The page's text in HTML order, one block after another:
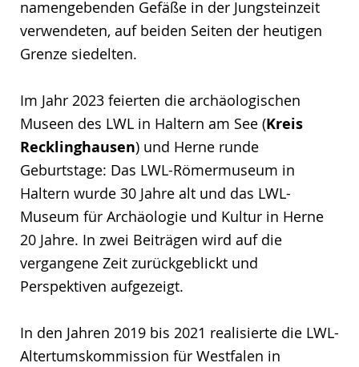
namengebenden Gefäße in der Jungsteinzeit
verwendeten, auf beiden Seiten der heutigen
Grenze siedelten.
Im Jahr 2023 feierten die archäologischen
Museen des LWL in Haltern am See (Kreis
Recklinghausen) und Herne runde
Geburtstage: Das LWL-Römermuseum in
Haltern wurde 30 Jahre alt und das LWL-
Museum für Archäologie und Kultur in Herne
20 Jahre. In zwei Beiträgen wird auf die
vergangene Zeit zurückgeblickt und
Perspektiven aufgezeigt.
In den Jahren 2019 bis 2021 realisierte die LWL-
Altertumskommission für Westfalen in